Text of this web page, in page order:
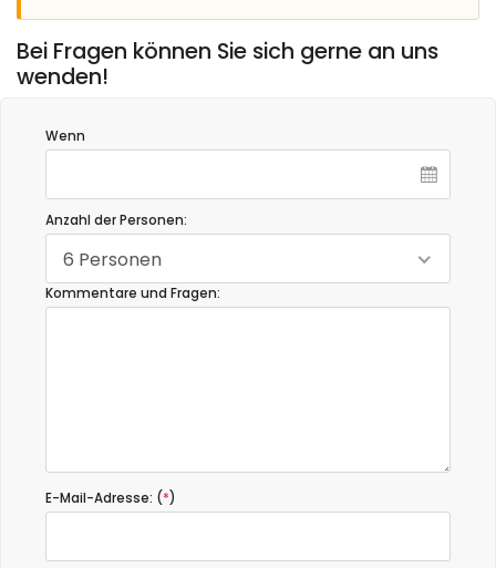
Bei Fragen können Sie sich gerne an uns
wenden!
Wenn
Anzahl der Personen:
6 Personen
Kommentare und Fragen:
E-Mail-Adresse: (*)